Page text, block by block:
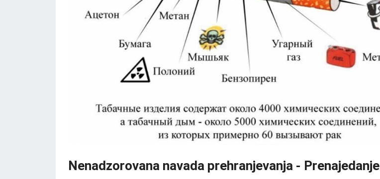
Nenadzorovana navada prehranjevanja - Prenajedanje